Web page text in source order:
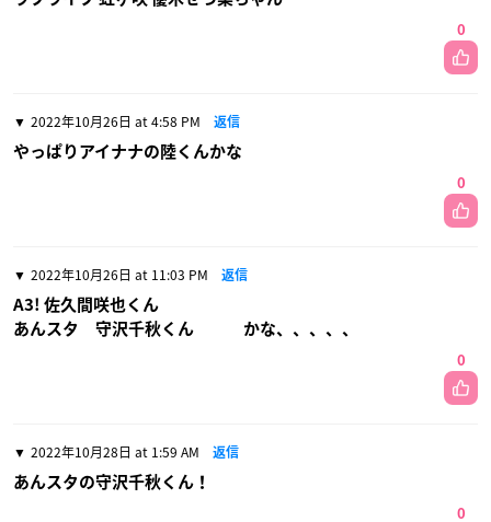
0
2022年10月26日 at 4:58 PM 返信
やっぱりアイナナの陸くんかな
0
2022年10月26日 at 11:03 PM 返信
A3! 佐久間咲也くん
あんスタ 守沢千秋くん かな、、、、、
0
2022年10月28日 at 1:59 AM 返信
あんスタの守沢千秋くん！
0